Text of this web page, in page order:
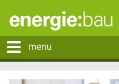
menu